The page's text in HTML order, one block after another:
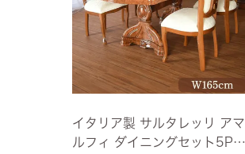
イタリア製 サルタレッリ アマ
ルフィ ダイニングセット5P 4